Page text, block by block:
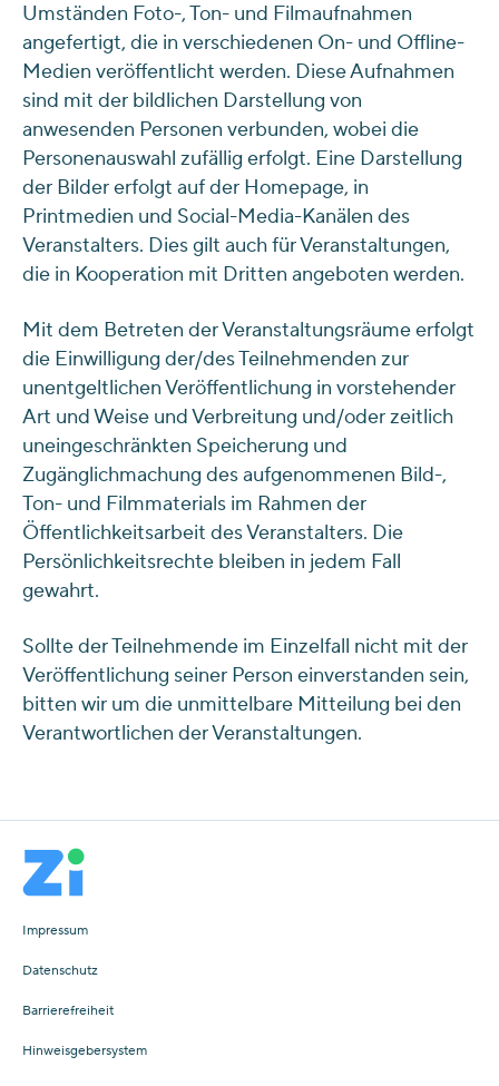
Umständen Foto-, Ton- und Filmaufnahmen
angefertigt, die in verschiedenen On- und Offline-
Medien veröffentlicht werden. Diese Aufnahmen
sind mit der bildlichen Darstellung von
anwesenden Personen verbunden, wobei die
Personenauswahl zufällig erfolgt. Eine Darstellung
der Bilder erfolgt auf der Homepage, in
Printmedien und Social-Media-Kanälen des
Veranstalters. Dies gilt auch für Veranstaltungen,
die in Kooperation mit Dritten angeboten werden.
Mit dem Betreten der Veranstaltungsräume erfolgt
die Einwilligung der/des Teilnehmenden zur
unentgeltlichen Veröffentlichung in vorstehender
Art und Weise und Verbreitung und/oder zeitlich
uneingeschränkten Speicherung und
Zugänglichmachung des aufgenommenen Bild-,
Ton- und Filmmaterials im Rahmen der
Öffentlichkeitsarbeit des Veranstalters. Die
Persönlichkeitsrechte bleiben in jedem Fall
gewahrt.
Sollte der Teilnehmende im Einzelfall nicht mit der
Veröffentlichung seiner Person einverstanden sein,
bitten wir um die unmittelbare Mitteilung bei den
Verantwortlichen der Veranstaltungen.
Impressum
Datenschutz
Barrierefreiheit
Hinweisgebersystem